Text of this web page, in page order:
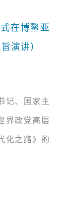
在博鳌亚
演讲）
记、国家主
界政党高层
化之路》的